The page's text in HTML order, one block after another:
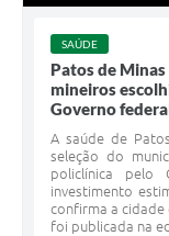
SAÚDE
Patos de
mineiros
Governo
A saúde de
seleção do
policlínica pelo
investimento
confirma a cidade
foi publicada na